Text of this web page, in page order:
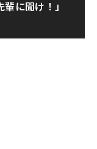
に聞け！」